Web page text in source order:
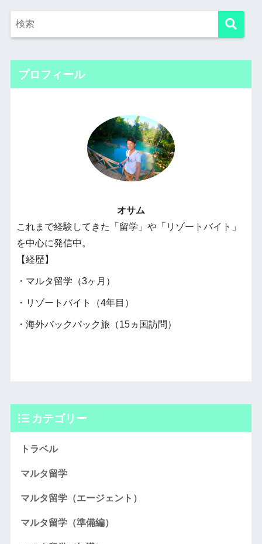
プロフィール
オサム
これまで経験してきた「留学」や「リゾートバイト」
を中心に発信中。
【経歴】
・マルタ留学（3ヶ月）
・リゾートバイト（4年目）
・海外バックパック旅（15ヵ国訪問）
カテゴリー
トラベル
マルタ留学
マルタ留学（エージェント）
マルタ留学（準備編）